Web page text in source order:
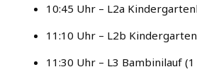
10:45 Uhr – L2a
11:10 Uhr – L2b
11:30 Uhr – L3 Bambinilauf